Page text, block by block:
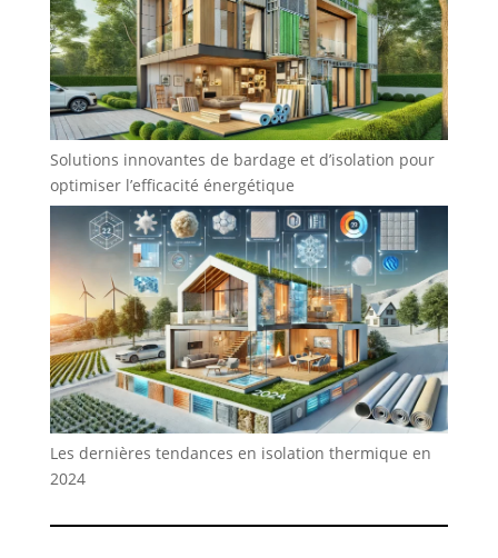
Solutions innovantes de bardage et d’isolation pour
optimiser l’efficacité énergétique
Les dernières tendances en isolation thermique en
2024